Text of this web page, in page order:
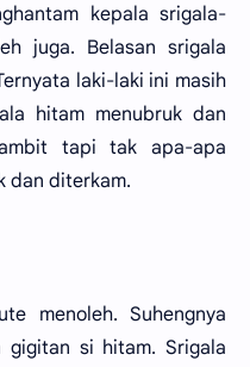
kepala srigala-
juga. Belasan srigala
laki-laki ini masih
hitam menubruk dan
tapi tak apa-apa
dan diterkam.
menoleh. Suhengnya
si hitam. Srigala